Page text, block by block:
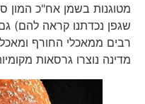
מטוגנות בשמן אח"כ המון
שגפן נכדתנו קראה להם) גם
רבים ממאכלי החורף ומאכלי
מדינה נוצרו גרסאות מקומיות